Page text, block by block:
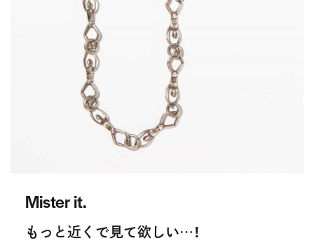
Mister it.
もっと近くで見て欲しい…！